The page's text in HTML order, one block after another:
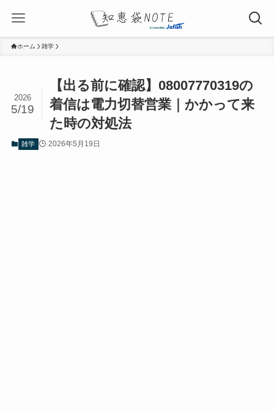
ホーム 雑学
【出る前に確認】08007770319の
着信は電力切替営業｜かかって来
た時の対処法
2026
5/19
雑学 2026年5月19日